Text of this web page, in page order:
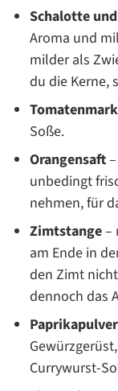
Schalotte
Aroma und
milder als
du die Kerne,
Tomatenmark
Soße.
Orangensaft
unbedingt
nehmen, für
Zimtstange–
am Ende in
den Zimt
dennoch das
Paprikapulver
Currywurst-